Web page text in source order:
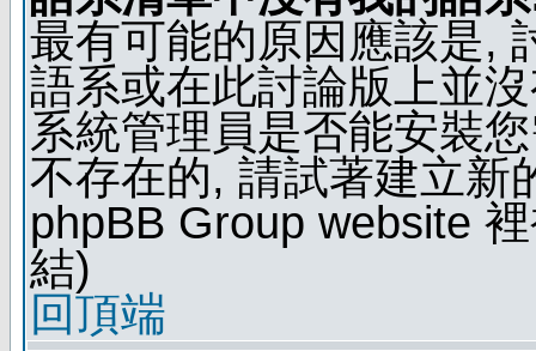
最有可能的原因應該是,
語系或在此討論版上並
系統管理員是否能安裝
不存在的, 請試著建立新
phpBB Group website
結)
回頂端